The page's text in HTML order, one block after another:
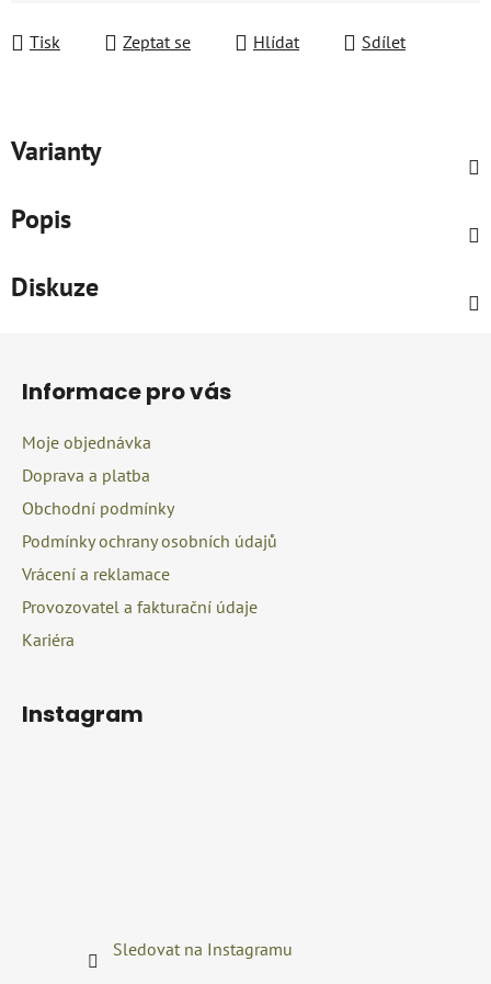
Tisk
Zeptat se Hlídat Sdílet
Varianty
Popis
Diskuze
Informace pro vás
Moje objednávka
Doprava a platba
Obchodní podmínky
Podmínky ochrany osobních údajů
Vrácení a reklamace
Provozovatel a fakturační údaje
Kariéra
Instagram
Sledovat na Instagramu